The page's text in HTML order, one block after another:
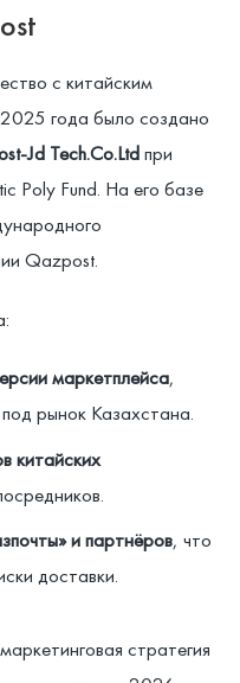
с китайским
года было создано
Jd Tech.Co.Ltdпри
Poly Fund. На его базе
Qazpost.
маркетплейса,
рынок Казахстана.
китайских
и партнёров, что
доставки.
стратегия